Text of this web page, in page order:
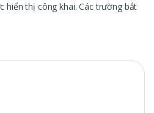
hiển thị công khai. Các trường bắt